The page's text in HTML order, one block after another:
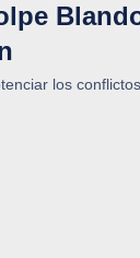
los